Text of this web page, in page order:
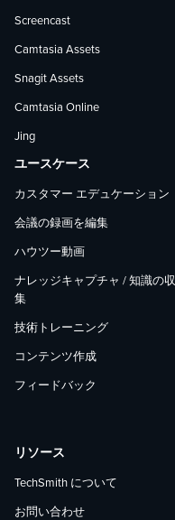
Screencast
Camtasia Assets
Snagit Assets
Camtasia Online
Jing
ユースケース
カスタマー エデュケーション
会議の録画を編集
ハウツー動画
ナレッジキャプチャ / 知識の収
集
技術トレーニング
コンテンツ作成
フィードバック
リソース
TechSmith について
お問い合わせ